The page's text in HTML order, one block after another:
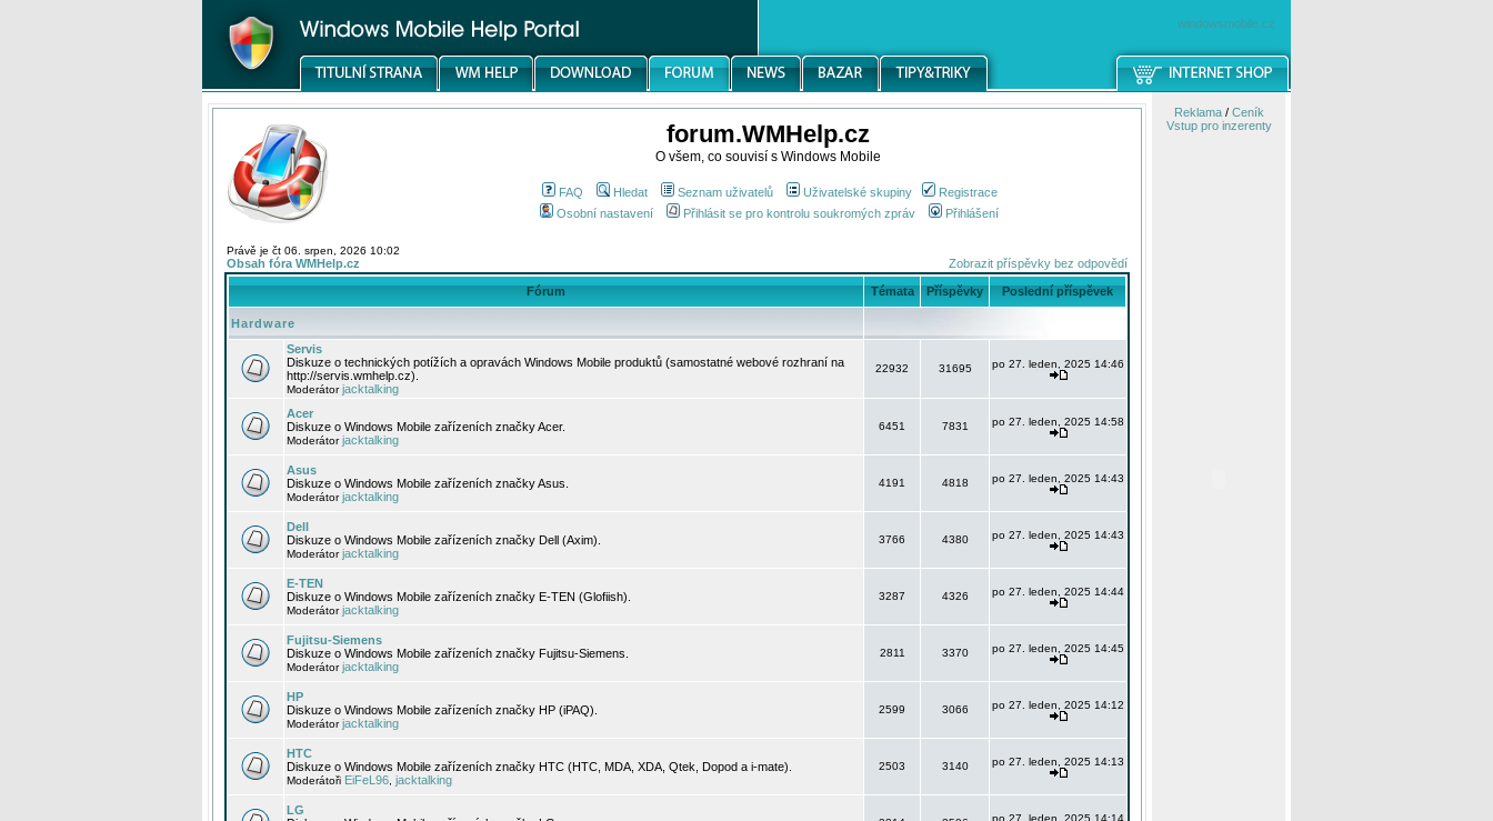
windowsmobile.cz
forum.WMHelp.cz
O všem, co souvisí s Windows Mobile
FAQ Hledat Seznam uživatelů Uživatelské skupiny
Registrace
Osobní nastavení
Přihlásit se pro kontrolu soukromých zpráv Přihlášení
Právě je čt 06. srpen, 2026 10:02
Obsah fóra WMHelp.cz Zobrazit příspěvky bez odpovědí
Fórum Témata Příspěvky Poslední příspěvek
Hardware
Servis
Diskuze o technických potížích a opravách Windows Mobile produktů (samostatné webové rozhraní na
http://servis.wmhelp.cz).
Moderátorjacktalking
22932 31695 po 27. leden, 2025 14:46
Acer
Diskuze o Windows Mobile zařízeních značky Acer.
Moderátorjacktalking
6451 7831 po 27. leden, 2025 14:58
Asus
Diskuze o Windows Mobile zařízeních značky Asus.
Moderátorjacktalking
4191 4818 po 27. leden, 2025 14:43
Dell
Diskuze o Windows Mobile zařízeních značky Dell (Axim).
Moderátorjacktalking
3766 4380 po 27. leden, 2025 14:43
E-TEN
Diskuze o Windows Mobile zařízeních značky E-TEN (Glofiish).
Moderátorjacktalking
3287 4326 po 27. leden, 2025 14:44
Fujitsu-Siemens
Diskuze o Windows Mobile zařízeních značky Fujitsu-Siemens.
Moderátorjacktalking
2811 3370 po 27. leden, 2025 14:45
HP
Diskuze o Windows Mobile zařízeních značky HP (iPAQ).
Moderátorjacktalking
2599 3066 po 27. leden, 2025 14:12
HTC
Diskuze o Windows Mobile zařízeních značky HTC (HTC, MDA, XDA, Qtek, Dopod a i-mate).
Moderátoři EiFeL96 jacktalking
2503 3140 po 27. leden, 2025 14:13
LG
po 27. leden, 2025 14:14
Reklama/ Ceník
Vstup pro inzerenty